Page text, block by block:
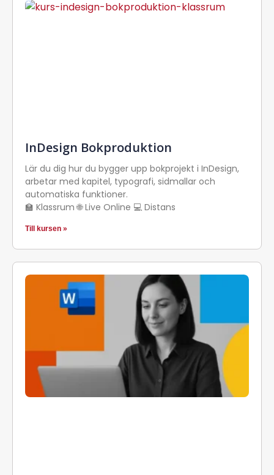
InDesign Bokproduktion
Lär du dig hur du bygger upp bokprojekt i InDesign,
arbetar med kapitel, typografi, sidmallar och
automatiska funktioner.
🏫 Klassrum 🌐 Live Online 💻 Distans
Till kursen »